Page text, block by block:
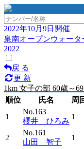
2022年10月9日開催
泉南オープンウォー
2022
戻 る
更 新
1km 女子の部 60歳～
順位
氏名 周
1
No.163
櫻井 ひろみ
1
2
No.161
山田 智子
1